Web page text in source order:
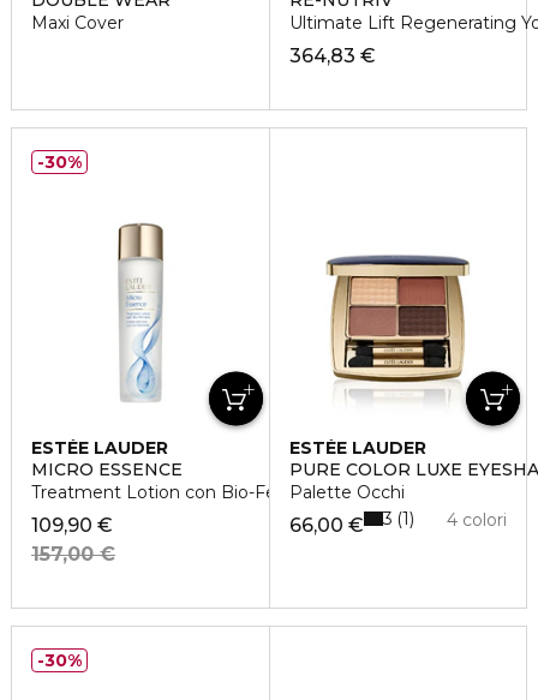
Maxi Cover
Ultimate Lift Regenerating
364,83 €
ESTÉE LAUDER
MICRO ESSENCE
Treatment Lotion con Bio-Fermento
109,90 €
157,00 €
30%
ESTÉE LAUDER
PURE COLOR LUXE
Palette Occhi
66,00 € 4 colori
3 1
30%